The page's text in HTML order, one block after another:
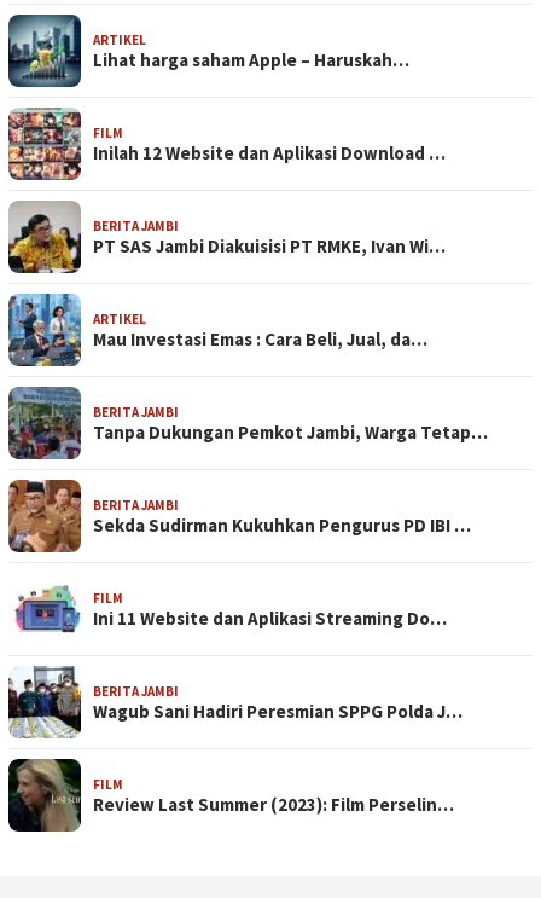
ARTIKEL
Lihat harga saham Apple – Haruskah…
FILM
Inilah 12 Website dan Aplikasi Download …
BERITA JAMBI
PT SAS Jambi Diakuisisi PT RMKE, Ivan Wi…
ARTIKEL
Mau Investasi Emas : Cara Beli, Jual, da…
BERITA JAMBI
Tanpa Dukungan Pemkot Jambi, Warga Tetap…
BERITA JAMBI
Sekda Sudirman Kukuhkan Pengurus PD IBI …
FILM
Ini 11 Website dan Aplikasi Streaming Do…
BERITA JAMBI
Wagub Sani Hadiri Peresmian SPPG Polda J…
FILM
Review Last Summer (2023): Film Perselin…